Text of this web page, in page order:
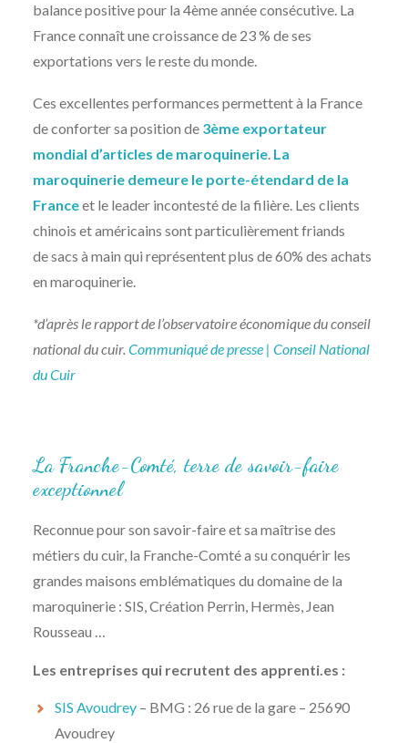
balance positive pour la 4ème année consécutive. La
France connaît une croissance de 23 % de ses
exportations vers le reste du monde.
Ces excellentes performances permettent à la France
de conforter sa position de 3ème exportateur
mondial d’articles de maroquinerie. La
maroquinerie demeure le porte-étendard de la
Franceet le leader incontesté de la filière. Les clients
chinois et américains sont particulièrement friands
de sacs à main qui représentent plus de 60% des achats
en maroquinerie.
*d’après le rapport de l’observatoire économique du conseil
national du cuir. Communiqué de presse | Conseil National
du Cuir
La Franche-Comté, terre de savoir-faire
exceptionnel
Reconnue pour son savoir-faire et sa maîtrise des
métiers du cuir, la Franche-Comté a su conquérir les
grandes maisons emblématiques du domaine de la
maroquinerie : SIS, Création Perrin, Hermès, Jean
Rousseau …
Les entreprises qui recrutent des apprenti.es :
SIS Avoudrey – BMG : 26 rue de la gare – 25690
Avoudrey